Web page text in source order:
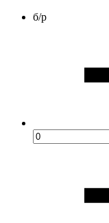
б/р